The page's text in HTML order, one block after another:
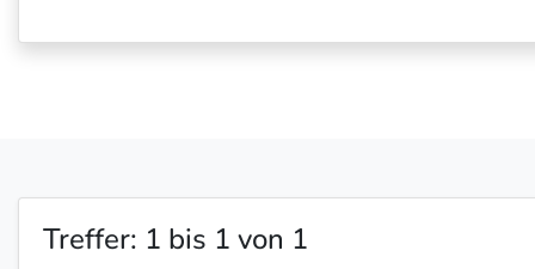
Treffer: 1 bis 1 von 1